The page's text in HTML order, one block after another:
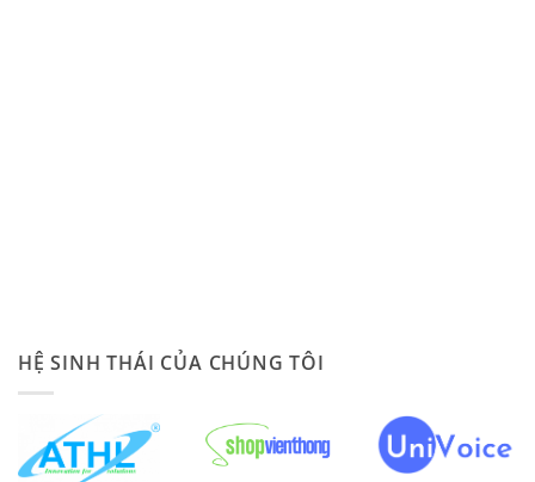
HỆ SINH THÁI CỦA CHÚNG TÔI